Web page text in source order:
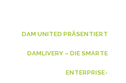
DAM UNITED PRÄSENTIERT
DAMLIVERY – DIE SMARTE
ENTERPRISE-